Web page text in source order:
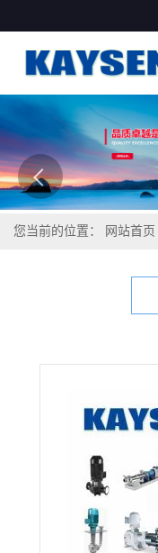
您当前的位置： 网站首页